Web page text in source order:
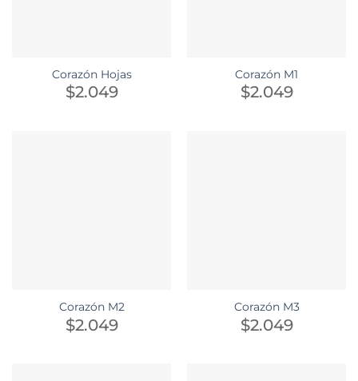
Corazón Hojas
$2.049
Corazón M1
$2.049
Corazón M2
$2.049
Corazón M3
$2.049